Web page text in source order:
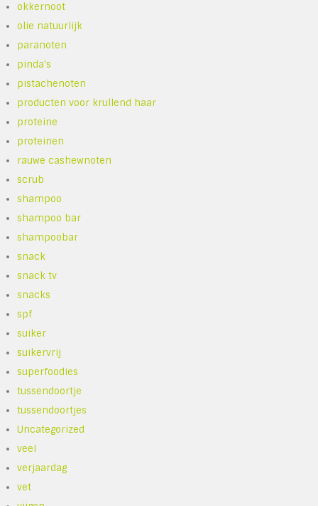
okkernoot
olie natuurlijk
paranoten
pinda's
pistachenoten
producten voor krullend haar
proteine
proteinen
rauwe cashewnoten
scrub
shampoo
shampoo bar
shampoobar
snack
snack tv
snacks
spf
suiker
suikervrij
superfoodies
tussendoortje
tussendoortjes
Uncategorized
veel
verjaardag
vet